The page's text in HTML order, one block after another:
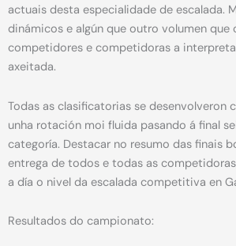
actuais desta especialidade de escalada.
dinámicos e algún que outro volumen que
competidores e competidoras a
axeitada.
Todas as clasificatorias se desenvolveron
unha rotación moi fluida pasando á final
categoría. Destacar no resumo das finais
entrega de todos e todas as
a día o nivel da escalada competitiva en
Resultados do campionato: